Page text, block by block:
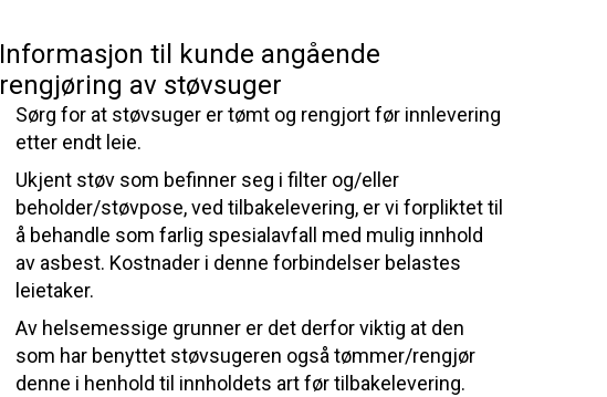
Informasjon til kunde angående
rengjøring av støvsuger
Sørg for at støvsuger er tømt og rengjort før innlevering
etter endt leie.
Ukjent støv som befinner seg i filter og/eller
beholder/støvpose, ved tilbakelevering, er vi forpliktet til
å behandle som farlig spesialavfall med mulig innhold
av asbest. Kostnader i denne forbindelser belastes
leietaker.
Av helsemessige grunner er det derfor viktig at den
som har benyttet støvsugeren også tømmer/rengjør
denne i henhold til innholdets art før tilbakelevering.